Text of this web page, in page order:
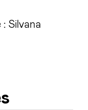
Silvana